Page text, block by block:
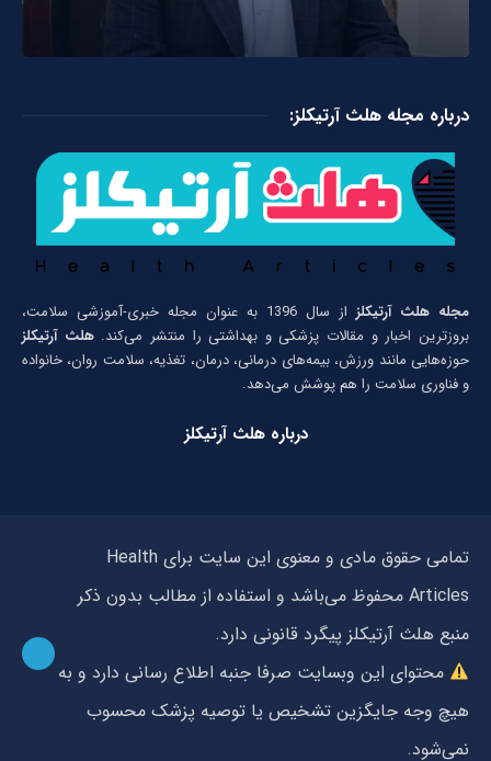
درباره مجله هلث آرتیکلز:
مجله هلث آرتیکلز
از سال 1396 به عنوان مجله خبری-آموزشی سلامت،
بروزترین اخبار و مقالات پزشکی و بهداشتی را منتشر می‌کند.هلث آرتیکلز
حوزه‌هایی مانند ورزش، بیمه‌های درمانی، درمان، تغذیه، سلامت روان، خانواده
و فناوری سلامت را هم پوشش می‌دهد.
درباره هلث آرتیکلز
تمامی حقوق مادی و معنوی این سایت برای Health
Articles محفوظ می‌باشد و استفاده از مطالب بدون ذکر
منبع هلث آرتیکلز پیگرد قانونی دارد.
محتوای این وبسایت صرفا جنبه اطلاع رسانی دارد و به
هیچ وجه جایگزین تشخیص یا توصیه پزشک محسوب
نمی‌شود.